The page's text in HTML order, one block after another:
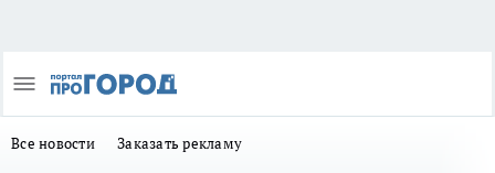
Все новости Заказать рекламу